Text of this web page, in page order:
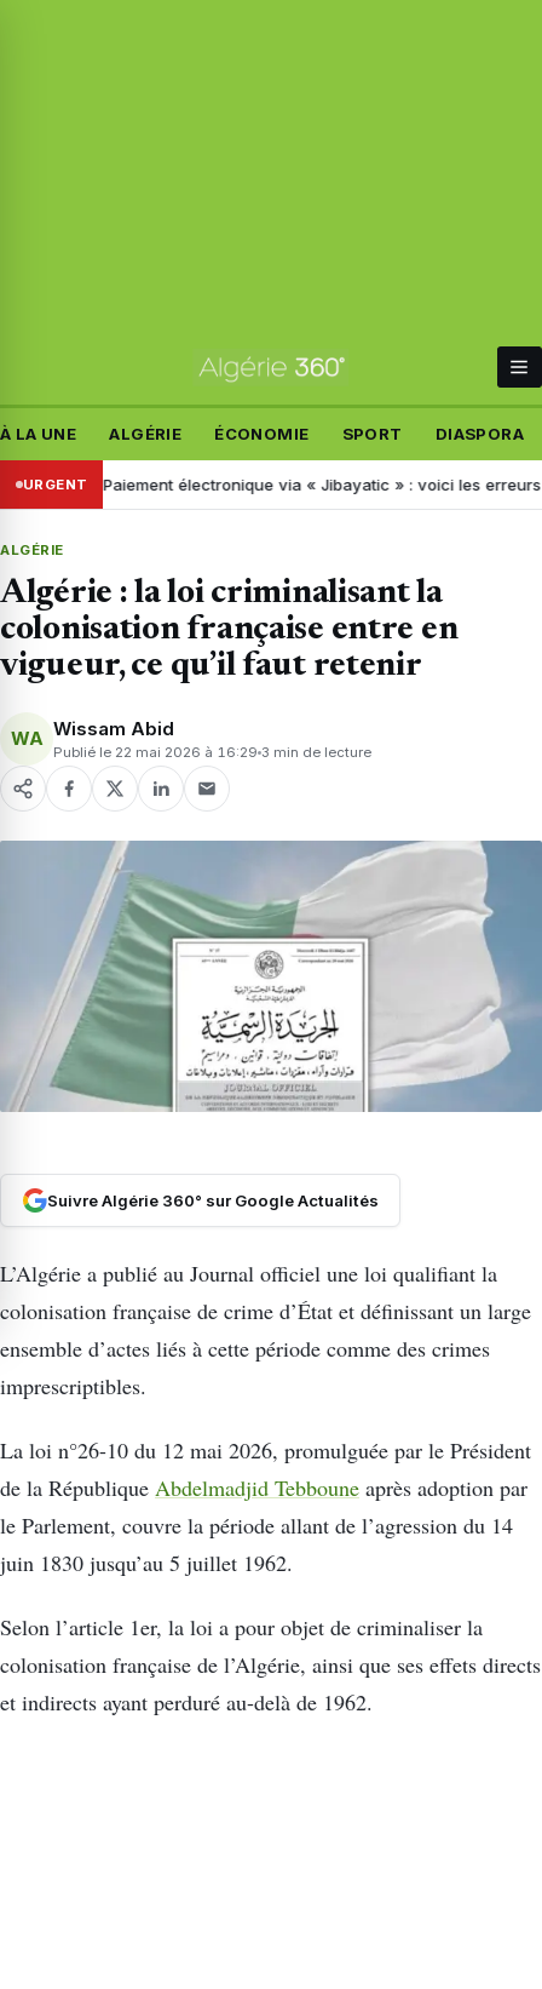
À LA UNE ALGÉRIE ÉCONOMIE SPORT DIASPORA
URGENT
Paiement électronique via « Jibayatic » : voici les erreurs à ne
ALGÉRIE
Algérie : la loi criminalisant la
colonisation française entre en
vigueur, ce qu’il faut retenir
WA Wissam Abid
Publié le 22 mai 2026 à 16:29 3 min de lecture
Suivre Algérie 360° sur Google Actualités
L’Algérie a publié au Journal officiel une loi qualifiant la
colonisation française de crime d’État et définissant un large
ensemble d’actes liés à cette période comme des crimes
imprescriptibles.
La loi n°26-10 du 12 mai 2026, promulguée par le Président
de la République Abdelmadjid Tebboune après adoption par
le Parlement, couvre la période allant de l’agression du 14
juin 1830 jusqu’au 5 juillet 1962.
Selon l’article 1er, la loi a pour objet de criminaliser la
colonisation française de l’Algérie, ainsi que ses effets directs
et indirects ayant perduré au-delà de 1962.